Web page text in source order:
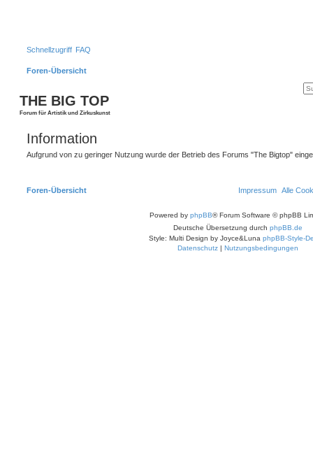
Schnellzugriff FAQ
Foren-Übersicht
THE BIG TOP
Forum für Artistik und Zirkuskunst
Information
Aufgrund von zu geringer Nutzung wurde der Betrieb des Forums "The Bigtop"
Foren-Übersicht Alle
Impressum
Powered by phpBB® Forum Software © phpBB
Deutsche Übersetzung durch phpBB.de
Style: Multi Design by Joyce&Luna phpBB-Style-
Datenschutz | Nutzungsbedingungen